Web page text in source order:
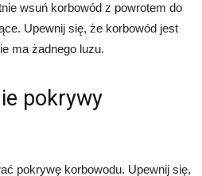
wsuń korbowód z powrotem do
Upewnij się, że korbowód jest
ma żadnego luzu.
pokrywy
pokrywę korbowodu. Upewnij się,